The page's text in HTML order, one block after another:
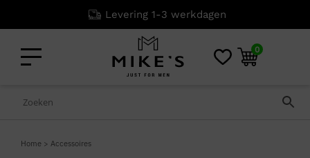
Levering 1-3 werkdagen
0
Home > Accessoires